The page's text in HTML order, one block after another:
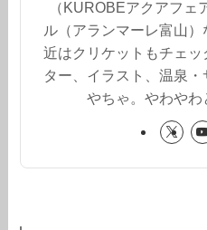
（KUROBEアクアフェ
ル（アランマーレ富山
近はクリケットもチェ
ター、イラスト、温泉
やちゃ。やわや